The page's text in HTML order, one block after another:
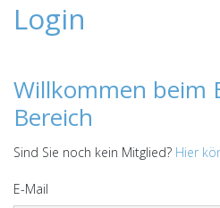
Login
Willkommen beim
Bereich
Sind Sie noch kein Mitglied? Hier
E-Mail